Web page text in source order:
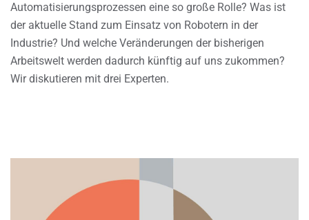
Automatisierungsprozessen eine so große Rolle? Was ist
der aktuelle Stand zum Einsatz von Robotern in der
Industrie? Und welche Veränderungen der bisherigen
Arbeitswelt werden dadurch künftig auf uns zukommen?
Wir diskutieren mit drei Experten.